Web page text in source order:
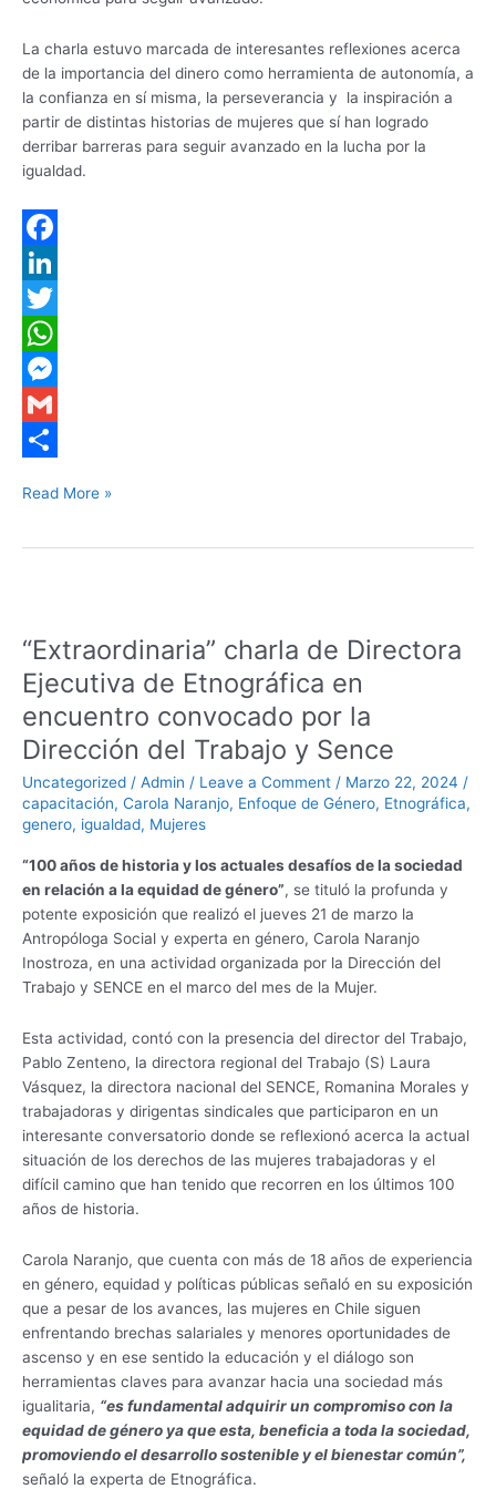
La charla estuvo marcada de interesantes reflexiones acerca
de la importancia del dinero como herramienta de autonomía, a
la confianza en sí misma, la perseverancia y la inspiración a
partir de distintas historias de mujeres que sí han logrado
derribar barreras para seguir avanzado en la lucha por la
igualdad.
F
a
c
e
b
o
L
n
k
e
n
T
w
r
W
h
a
A
M
e
e
e
r
G
ia
Read More »
“Extraordinaria” charla de Directora
Ejecutiva de Etnográfica en
encuentro convocado por la
Dirección del Trabajo y Sence
Uncategorized / Admin / Leave a Comment / Marzo 22, 2024 /
capacitación, Carola Naranjo, Enfoque de Género, Etnográfica,
genero, igualdad, Mujeres
“100 años de historia y los actuales desafíos de la sociedad
en relación a la equidad de género”, se tituló la profunda y
potente exposición que realizó el jueves 21 de marzo la
Antropóloga Social y experta en género, Carola Naranjo
Inostroza, en una actividad organizada por la Dirección del
Trabajo y SENCE en el marco del mes de la Mujer.
Esta actividad, contó con la presencia del director del Trabajo,
Pablo Zenteno, la directora regional del Trabajo (S) Laura
Vásquez, la directora nacional del SENCE, Romanina Morales y
trabajadoras y dirigentas sindicales que participaron en un
interesante conversatorio donde se reflexionó acerca la actual
situación de los derechos de las mujeres trabajadoras y el
difícil camino que han tenido que recorren en los últimos 100
años de historia.
Carola Naranjo, que cuenta con más de 18 años de experiencia
en género, equidad y políticas públicas señaló en su exposición
que a pesar de los avances, las mujeres en Chile siguen
enfrentando brechas salariales y menores oportunidades de
ascenso y en ese sentido la educación y el diálogo son
herramientas claves para avanzar hacia una sociedad más
igualitaria, “es fundamental adquirir un compromiso con la
equidad de género ya que esta, beneficia a toda la sociedad,
promoviendo el desarrollo sostenible y el bienestar común”,
señaló la experta de Etnográfica.
de
Directora
Ejecutiva
de
Etnográfica
encuentro
convocado
la
Dirección
del
Trabajo
y
Sence